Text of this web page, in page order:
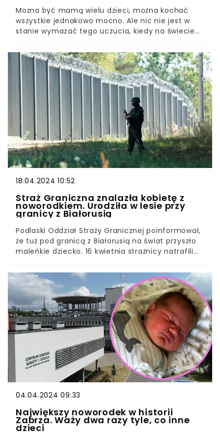
Można być mamą wielu dzieci, można kochać
wszystkie jednakowo mocno. Ale nic nie jest w
stanie wymazać tego uczucia, kiedy na świecie
określenie "narodzić się jako matka". Dla mnie
stało się to 1 września 2010 roku o godzinie
6:05. Tak, nowa część mnie przyszła na świat
razem z moim synem. Pamiętam dokładnie, kiedy
jako niespełna 25-letnia dziewczyna wyszłam
lekko zszokowana z łazienki i powiedziałam do
mojego męża: "Jestem w ciąży". Chwilę potem
zaczęłam płakać, wcale nie za szczęścia, ale z
przerażenia. Chcieliśmy zostać rodzicami,
marzyliśmy o tym, ale kiedy stało się to faktem,
bałam się jak nigdy dotąd.
18.04.2024 10:52
Straż Graniczna znalazła kobietę z
noworodkiem. Urodziła w lesie przy
granicy z Białorusią
Podlaski Oddział Straży Granicznej poinformował,
że tuż pod granicą z Białorusią na świat przyszło
maleńkie dziecko. 16 kwietnia strażnicy natrafili
zawiniątko.Jak się okazało, kobieta urodziła
zaledwie kilka godzin wcześniej. W czasie porodu
prawdopodobnie była sama.
04.04.2024 09:33
Największy noworodek w historii
Zabrza. Waży dwa razy tyle, co inne
dzieci